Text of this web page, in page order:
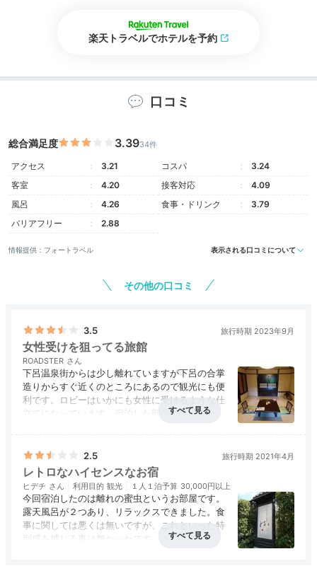
楽天トラベルでホテルを予約
口コミ
総合満足度 3.3934件
アクセス 3.21 コスパ
3.24
客室
4.20 接客対応
4.09
風呂
4.26 食事・ドリンク
3.79
バリアフリー
2.88
情報提供：フォートラベル 表示される口コミについて
その他の口コミ
3.5 旅行時期 2023年9月
女性受けを狙ってる旅館
ROADSTER
下呂温泉街からは少し離れていますが下呂の合掌
造りからすぐ近くのところにあるので観光にも便
利です。ロビーはいかにも女性に受けるような仕
立てになっています。宿泊した部屋は一番ベーシ
っくりいただくという旅館の中でのんびりするに
はいい旅館だと思いました。
2.5 旅行時期 2021年4月
レトロなハイセンスなお宿
ヒデチ 利用目的 観光 １人１泊予算 30,000円以上
今回宿泊したのは離れの蜜虫というお部屋です。
露天風呂が２つあり、リラックスできました。食
事に関しては悪くは無いですが、これといった特
別感を感じる事は無かったです。コスパは良くは